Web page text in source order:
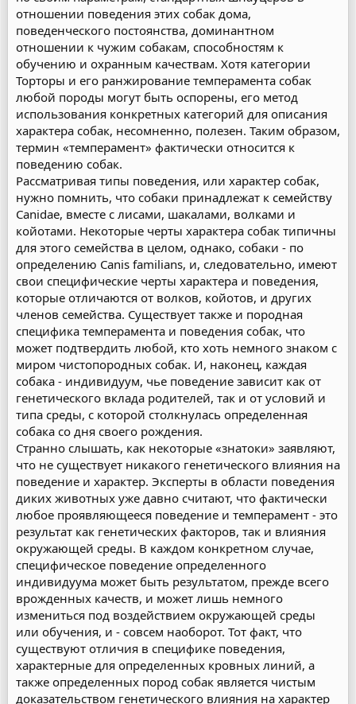
отношении поведения этих собак дома,
поведенческого постоянства, доминантном
отношении к чужим собакам, способностям к
обучению и охранным качествам. Хотя категории
Торторы и его ранжирование темперамента собак
любой породы могут быть оспорены, его метод
использования конкретных категорий для описания
характера собак, несомненно, полезен. Таким образом,
термин «темперамент» фактически относится к
поведению собак.
Рассматривая типы поведения, или характер собак,
нужно помнить, что собаки принадлежат к семейству
Canidae, вместе с лисами, шакалами, волками и
койотами. Некоторые черты характера собак типичны
для этого семейства в целом, однако, собаки - по
определению Canis familians, и, следовательно, имеют
свои специфические черты характера и поведения,
которые отличаются от волков, койотов, и других
членов семейства. Существует также и породная
специфика темперамента и поведения собак, что
может подтвердить любой, кто хоть немного знаком с
миром чистопородных собак. И, наконец, каждая
собака - индивидуум, чье поведение зависит как от
генетического вклада родителей, так и от условий и
типа среды, с которой столкнулась определенная
собака со дня своего рождения.
Странно слышать, как некоторые «знатоки» заявляют,
что не существует никакого генетического влияния на
поведение и характер. Эксперты в области поведения
диких животных уже давно считают, что фактически
любое проявляющееся поведение и темперамент - это
результат как генетических факторов, так и влияния
окружающей среды. В каждом конкретном случае,
специфическое поведение определенного
индивидуума может быть результатом, прежде всего
врожденных качеств, и может лишь немного
измениться под воздействием окружающей среды
или обучения, и - совсем наоборот. Тот факт, что
существуют отличия в специфике поведения,
характерные для определенных кровных линий, а
также определенных пород собак является чистым
доказательством генетического влияния на характер